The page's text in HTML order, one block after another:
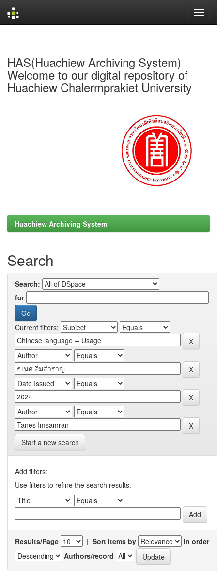
HAS(Huachiew Archiving System)
Welcome to our digital repository of
Huachiew Chalermprakiet University
Huachiew Archiving System
Search
Search:
for
Current filters:
Start a new search
Add filters:
Use filters to refine the search results.
Results/Page | Sort items by
In order
Authors/record